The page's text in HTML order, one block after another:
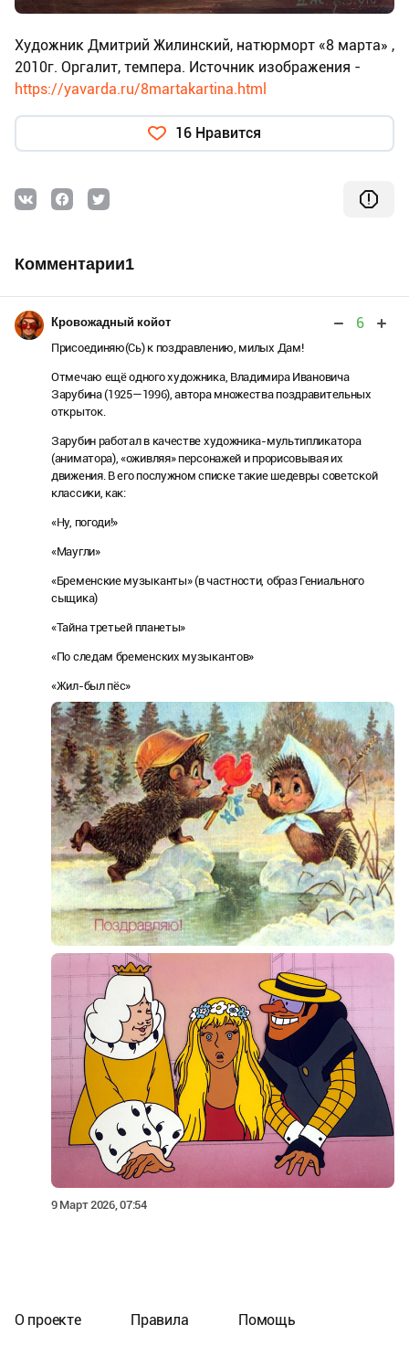
Художник Дмитрий Жилинский, натюрморт «8 марта» ,
2010г. Оргалит, темпера. Источник изображения -
https://yavarda.ru/8martakartina.html
16 Нравится
Комментарии1
Кровожадный койот 6
Присоединяю(Сь) к поздравлению, милых Дам!
Отмечаю ещё одного художника, Владимира Ивановича
Зарубина (1925—1996), автора множества поздравительных
открыток.
Зарубин работал в качестве художника-мультипликатора
(аниматора), «оживляя» персонажей и прорисовывая их
движения. В его послужном списке такие шедевры советской
классики, как:
«Ну, погоди!»
«Маугли»
«Бременские музыканты» (в частности, образ Гениального
сыщика)
«Тайна третьей планеты»
«По следам бременских музыкантов»
«Жил-был пёс»
9 Март 2026, 07:54
О проекте Правила Помощь